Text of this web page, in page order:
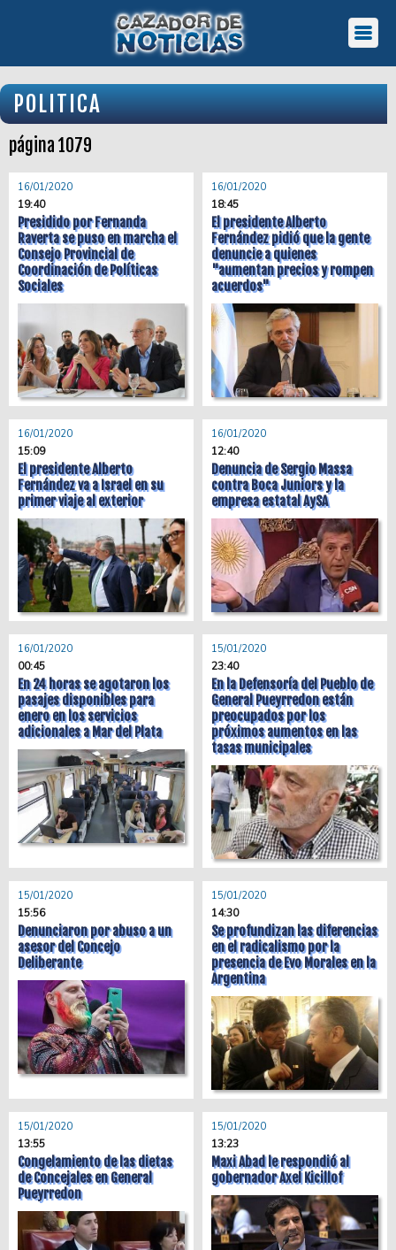
POLITICA
página 1079
16/01/2020
19:40
Presidido por Fernanda
Raverta se puso en marcha el
Consejo Provincial de
Coordinación de Políticas
Sociales
16/01/2020
18:45
El presidente Alberto
Fernández pidió que la gente
denuncie a quienes
"aumentan precios y rompen
acuerdos"
16/01/2020
15:09
El presidente Alberto
Fernández va a Israel en su
primer viaje al exterior
16/01/2020
12:40
Denuncia de Sergio Massa
contra Boca Juniors y la
empresa estatal AySA
16/01/2020
00:45
En 24 horas se agotaron los
pasajes disponibles para
enero en los servicios
adicionales a Mar del Plata
15/01/2020
23:40
En la Defensoría del Pueblo de
General Pueyrredon están
preocupados por los
próximos aumentos en las
tasas municipales
15/01/2020
15:56
Denunciaron por abuso a un
asesor del Concejo
Deliberante
15/01/2020
14:30
Se profundizan las diferencias
en el radicalismo por la
presencia de Evo Morales en la
Argentina
15/01/2020
13:55
Congelamiento de las dietas
de Concejales en General
Pueyrredon
15/01/2020
13:23
Maxi Abad le respondió al
gobernador Axel Kicillof